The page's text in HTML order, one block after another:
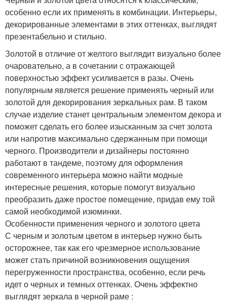
особенно если их применять в комбинации. Интерьеры,
декорированные элементами в этих оттенках, выглядят
презентабельно и стильно.
Золотой в отличие от желтого выглядит визуально более
очаровательно, а в сочетании с отражающей
поверхностью эффект усиливается в разы. Очень
популярным является решение применять черный или
золотой для декорирования зеркальных рам. В таком
случае изделие станет центральным элементом декора и
поможет сделать его более изысканным за счет золота
или напротив максимально сдержанным при помощи
черного. Производители и дизайнеры постоянно
работают в тандеме, поэтому для оформления
современного интерьера можно найти модные
интересные решения, которые помогут визуально
преобразить даже простое помещение, придав ему той
самой необходимой изюминки.
Особенности применения черного и золотого цвета
С черным и золотым цветом в интерьер нужно быть
осторожнее, так как его чрезмерное использование
может стать причиной возникновения ощущения
перегруженности пространства, особенно, если речь
идет о черных и темных оттенках. Очень эффектно
выглядят зеркала в черной раме :